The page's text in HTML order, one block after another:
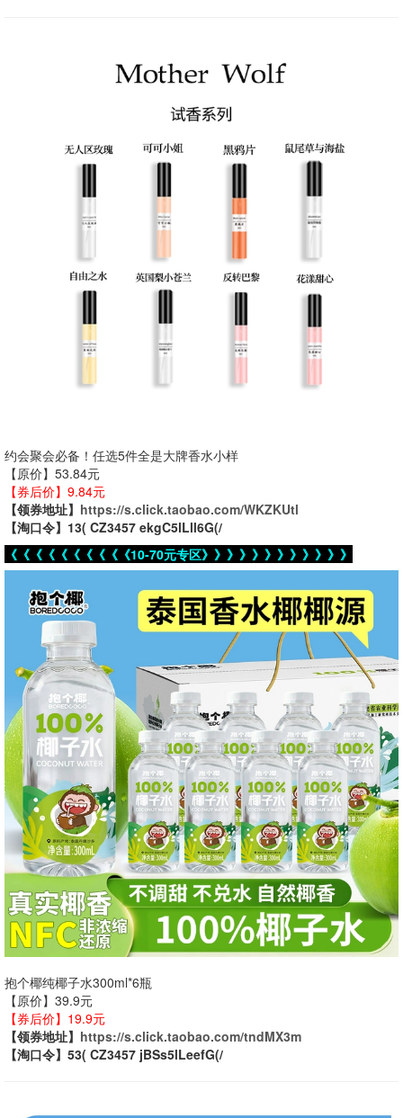
约会聚会必备！任选5件全是大牌香水小样
【原价】53.84元
【券后价】9.84元
【领券地址】 https://s.click.taobao.com/WKZKUtl
【淘口令】13( CZ3457 ekgC5lLll6G(/
《《《《《《《《《《10-70元专区》》》》》》》》》》》》
抱个椰纯椰子水300ml*6瓶
【原价】39.9元
【券后价】19.9元
【领券地址】 https://s.click.taobao.com/tndMX3m
【淘口令】53( CZ3457 jBSs5lLeefG(/